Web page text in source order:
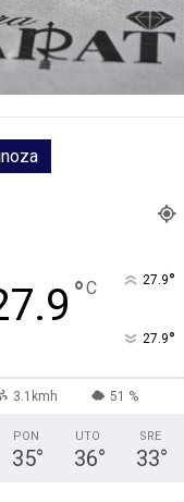
°C 27.9°
27.9°
3.1kmh 51 %
PON
35°
UTO
36°
SRE
33°